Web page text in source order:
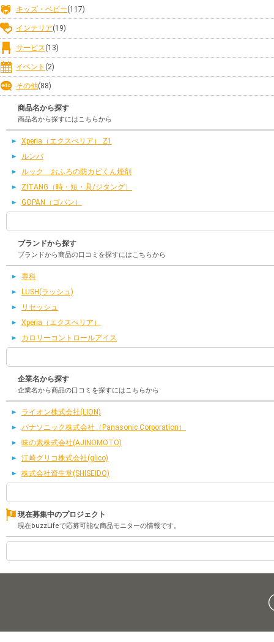
キッズ・ベビー(117)
インテリア(19)
サービス (13)
イベント (2)
その他(88)
商品名から探す
商品名から探すにはこちらから
Xperia（エクスぺリア） Z1
ルンバ
ルック おふろの防カビくん煙剤
ZITANG（時・短・具/ジタング）
GOPAN（ゴパン）
ブランドから探す
ブランドから商品の口コミを探すにはこちらから
専科
LUSH(ラッシュ)
リセッシュ
Xperia（エクスぺリア）
カロリーコントロールアイス
企業名から探す
企業名から商品の口コミを探すにはこちらから
ライオン株式会社(LION)
パナソニック株式会社（Panasonic Corporation）
味の素株式会社(AJINOMOTO)
江崎グリコ株式会社(glico)
株式会社資生堂(SHISEIDO)
現在募集中のプロジェクト
現在buzzLifeで応募可能な商品モニターの情報です。